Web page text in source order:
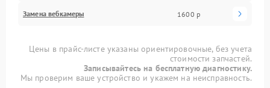
Замена вебкамеры 1600 р
Цены в прайс-листе указаны ориентировочные, без учета
стоимости запчастей.
Записывайтесь на бесплатную диагностику.
Мы проверим ваше устройство и укажем на неисправность.